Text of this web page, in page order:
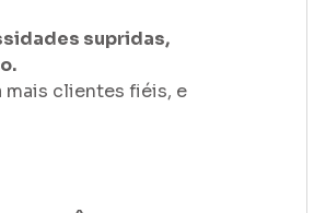
supridas,
mais clientes fiéis, e